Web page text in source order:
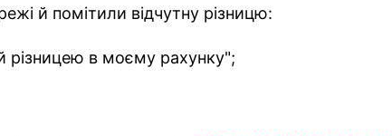
й помітили відчутну різницю:
різницею в моєму рахунку";